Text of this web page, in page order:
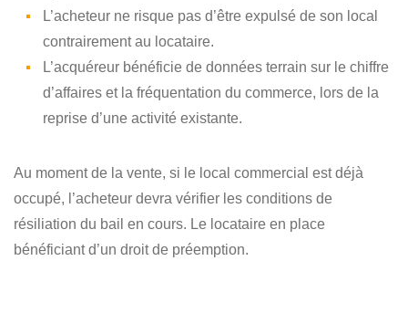
L’acheteur ne risque pas d’être expulsé de son local
contrairement au locataire.
L’acquéreur bénéficie de données terrain sur le chiffre
d’affaires et la fréquentation du commerce, lors de la
reprise d’une activité existante.
Au moment de la vente, si le local commercial est déjà
occupé, l’acheteur devra vérifier les conditions de
résiliation du bail en cours. Le locataire en place
bénéficiant d’un droit de préemption.